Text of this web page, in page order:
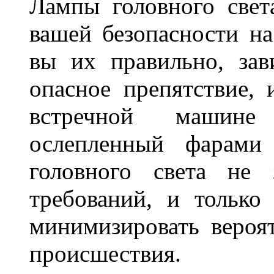
Лампы головного
вашей безопасности
вы их правильно,
опасное
встречной машине
ослепленный
головного света
требований, и
минимизировать
происшествия.